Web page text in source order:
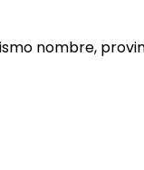
nombre,